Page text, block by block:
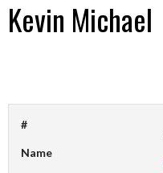
Kevin Michael
#
Name